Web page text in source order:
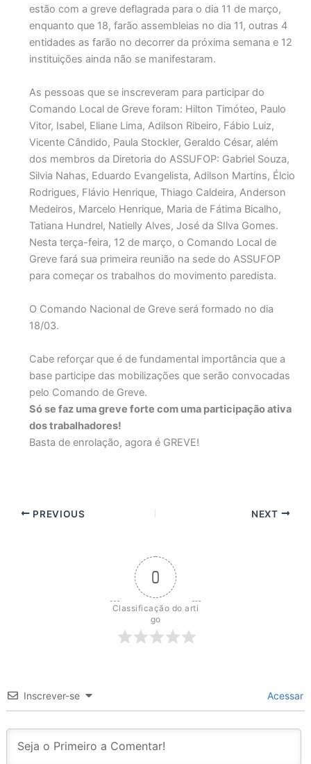
estão com a greve deflagrada para o dia 11 de março,
enquanto que 18, farão assembleias no dia 11, outras 4
entidades as farão no decorrer da próxima semana e 12
instituições ainda não se manifestaram.
As pessoas que se inscreveram para participar do
Comando Local de Greve foram: Hilton Timóteo, Paulo
Vitor, Isabel, Eliane Lima, Adilson Ribeiro, Fábio Luiz,
Vicente Cândido, Paula Stockler, Geraldo César, além
dos membros da Diretoria do ASSUFOP: Gabriel Souza,
Silvia Nahas, Eduardo Evangelista, Adilson Martins, Élcio
Rodrigues, Flávio Henrique, Thiago Caldeira, Anderson
Medeiros, Marcelo Henrique, Maria de Fátima Bicalho,
Tatiana Hundrel, Natielly Alves, José da SIlva Gomes.
Nesta terça-feira, 12 de março, o Comando Local de
Greve fará sua primeira reunião na sede do ASSUFOP
para começar os trabalhos do movimento paredista.
O Comando Nacional de Greve será formado no dia
18/03.
Cabe reforçar que é de fundamental importância que a
base participe das mobilizações que serão convocadas
pelo Comando de Greve.
Só se faz uma greve forte com uma participação ativa
dos trabalhadores!
Basta de enrolação, agora é GREVE!
PREVIOUS NEXT
0
Classificação do arti
go
Inscrever-se Acessar